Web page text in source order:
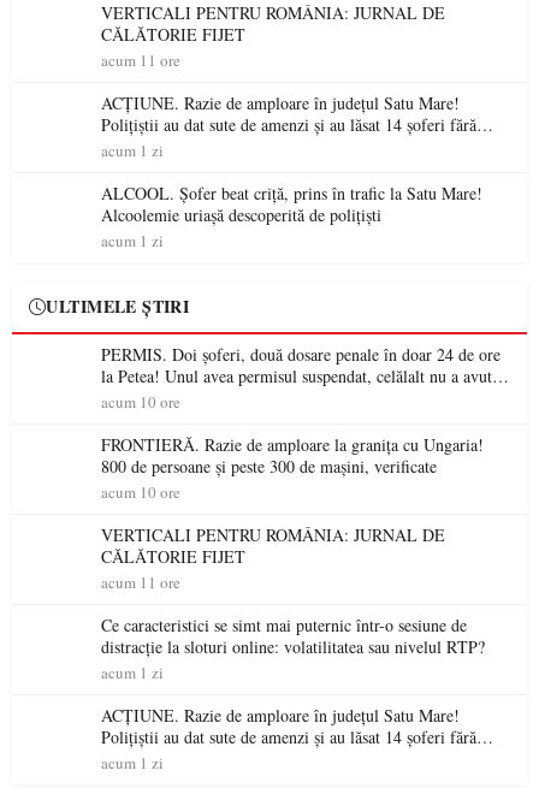
VERTICALI PENTRU ROMÂNIA: JURNAL DE
CĂLĂTORIE FIJET
acum 11 ore
ACȚIUNE. Razie de amploare în județul Satu Mare!
Polițiștii au dat sute de amenzi și au lăsat 14 șoferi fără
permis într-o singură zi
acum 1 zi
ALCOOL. Șofer beat criță, prins în trafic la Satu Mare!
Alcoolemie uriașă descoperită de polițiști
acum 1 zi
ULTIMELE ȘTIRI
PERMIS. Doi șoferi, două dosare penale în doar 24 de ore
la Petea! Unul avea permisul suspendat, celălalt nu a avut
niciodată permis
acum 10 ore
FRONTIERĂ. Razie de amploare la granița cu Ungaria!
800 de persoane și peste 300 de mașini, verificate
acum 10 ore
VERTICALI PENTRU ROMÂNIA: JURNAL DE
CĂLĂTORIE FIJET
acum 11 ore
Ce caracteristici se simt mai puternic într-o sesiune de
distracție la sloturi online: volatilitatea sau nivelul RTP?
acum 1 zi
ACȚIUNE. Razie de amploare în județul Satu Mare!
Polițiștii au dat sute de amenzi și au lăsat 14 șoferi fără
permis într-o singură zi
acum 1 zi